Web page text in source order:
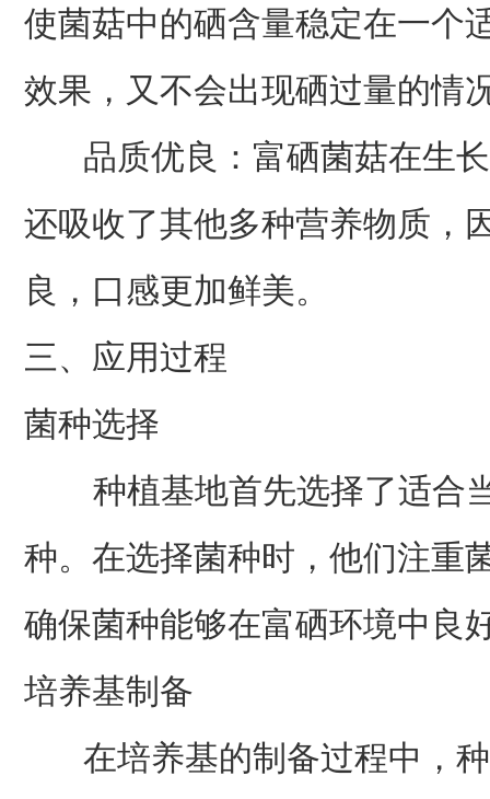
使菌菇中的硒含量稳定在一个
效果，又不会出现硒过量的情
品质优良：富硒菌菇在生长
还吸收了其他多种营养物质，
良，口感更加鲜美。
三、应用过程
菌种选择
种植基地首先选择了适合
种。在选择菌种时，他们注重
确保菌种能够在富硒环境中良
培养基制备
在培养基的制备过程中，种